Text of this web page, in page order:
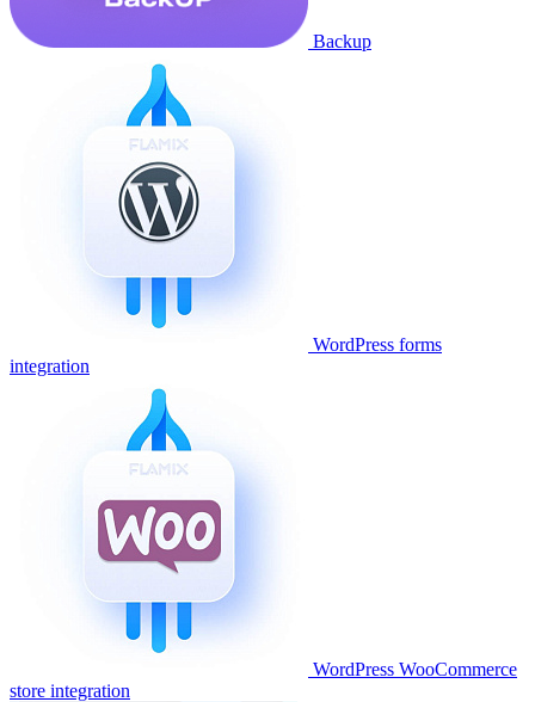
Backup
WordPress forms
integration
WordPress WooCommerce
store integration